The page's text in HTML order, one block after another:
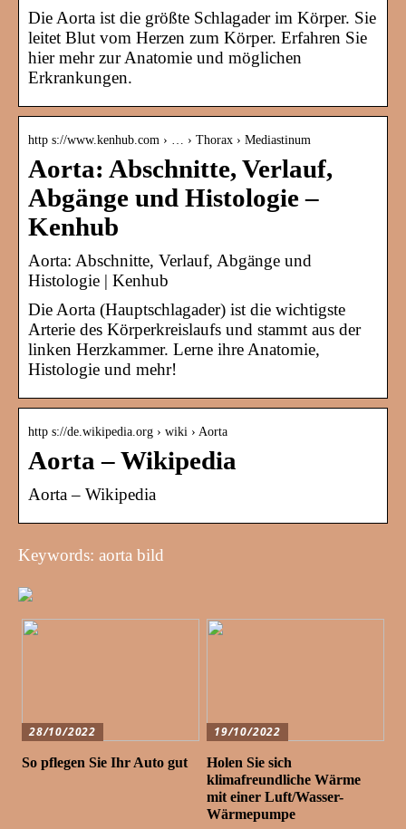
Die Aorta ist die größte Schlagader im Körper. Sie
leitet Blut vom Herzen zum Körper. Erfahren Sie
hier mehr zur Anatomie und möglichen
Erkrankungen.
http s://www.kenhub.com › … › Thorax › Mediastinum
Aorta: Abschnitte, Verlauf,
Abgänge und Histologie –
Kenhub
Aorta: Abschnitte, Verlauf, Abgänge und
Histologie | Kenhub
Die Aorta (Hauptschlagader) ist die wichtigste
Arterie des Körperkreislaufs und stammt aus der
linken Herzkammer. Lerne ihre Anatomie,
Histologie und mehr!
http s://de.wikipedia.org › wiki › Aorta
Aorta – Wikipedia
Aorta – Wikipedia
Keywords: aorta bild
28/10/2022
So pflegen Sie Ihr Auto gut
19/10/2022
Holen Sie sich
klimafreundliche Wärme
mit einer Luft/Wasser-
Wärmepumpe